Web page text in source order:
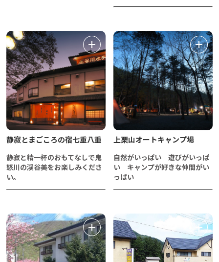
静寂とまごころの宿七重八重
静寂と精一杯のおもてなしで鬼
怒川の渓谷美をお楽しみくださ
い。
上栗山オートキャンプ場
自然がいっぱい 遊びがいっぱ
い キャンプが好きな仲間がい
っぱい